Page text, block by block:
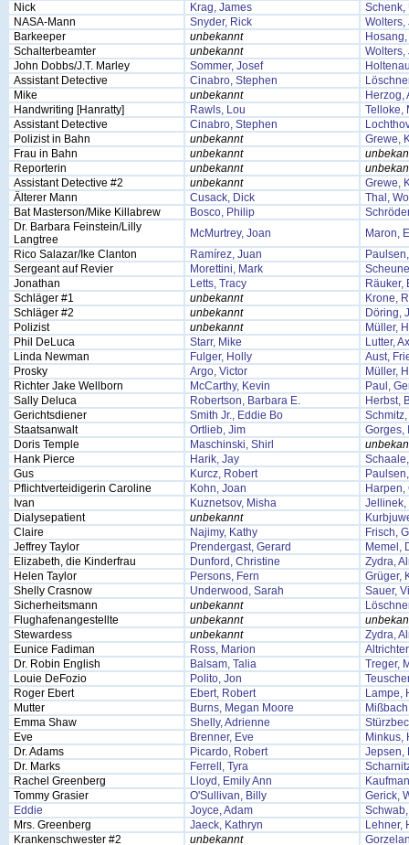
Nick
Krag, James
Schenk,
NASA-Mann
Snyder, Rick
Wolters,
Barkeeper
unbekannt
Schalterbeamter
unbekannt
Wolters,
John Dobbs/J.T. Marley
Sommer, Josef
Assistant Detective
Cinabro, Stephen
Mike
unbekannt
Herzog,
Handwriting [Hanratty]
Rawls, Lou
Telloke,
Assistant Detective
Cinabro, Stephen
Polizist in Bahn
unbekannt
Grewe,
Frau in Bahn
unbekannt
Reporterin
unbekannt
Assistant Detective #2
unbekannt
Grewe,
Älterer Mann
Cusack, Dick
Thal,
Bat Masterson/Mike Killabrew
Bosco, Philip
Dr. Barbara Feinstein/Lilly
Langtree
McMurtrey, Joan
Maron,
Rico Salazar/Ike Clanton
Ramírez, Juan
Sergeant auf Revier
Morettini, Mark
Jonathan
Letts, Tracy
Räuker,
Schläger #1
unbekannt
Krone,
Schläger #2
unbekannt
Döring,
Polizist
unbekannt
Müller,
Phil DeLuca
Starr, Mike
Lutter,
Linda Newman
Fulger, Holly
Aust,
Prosky
Argo, Victor
Müller,
Richter Jake Wellborn
McCarthy, Kevin
Paul,
Sally Deluca
Robertson, Barbara E.
Herbst,
Gerichtsdiener
Smith Jr., Eddie Bo
Staatsanwalt
Ortlieb, Jim
Gorges,
Doris Temple
Maschinski, Shirl
Hank Pierce
Harik, Jay
Gus
Kurcz, Robert
Pflichtverteidigerin Caroline
Kohn, Joan
Harpen,
Ivan
Kuznetsov, Misha
Jellinek,
Dialysepatient
unbekannt
Claire
Najimy, Kathy
Frisch,
Jeffrey Taylor
Prendergast, Gerard
Memel,
Elizabeth, die Kinderfrau
Dunford, Christine
Zydra,
Helen Taylor
Persons, Fern
Grüger,
Shelly Crasnow
Underwood, Sarah
Sauer,
Sicherheitsmann
unbekannt
Flughafenangestellte
unbekannt
Stewardess
unbekannt
Zydra,
Eunice Fadiman
Ross, Marion
Dr. Robin English
Balsam, Talia
Treger,
Louie DeFozio
Polito, Jon
Roger Ebert
Ebert, Robert
Lampe,
Mutter
Burns, Megan Moore
Emma Shaw
Shelly, Adrienne
Eve
Brenner, Eve
Minkus,
Dr. Adams
Picardo, Robert
Jepsen,
Dr. Marks
Ferrell, Tyra
Rachel Greenberg
Lloyd, Emily Ann
Tommy Grasier
O'Sullivan, Billy
Gerick,
Eddie
Joyce, Adam
Mrs. Greenberg
Jaeck, Kathryn
Lehner,
Krankenschwester #2
unbekannt